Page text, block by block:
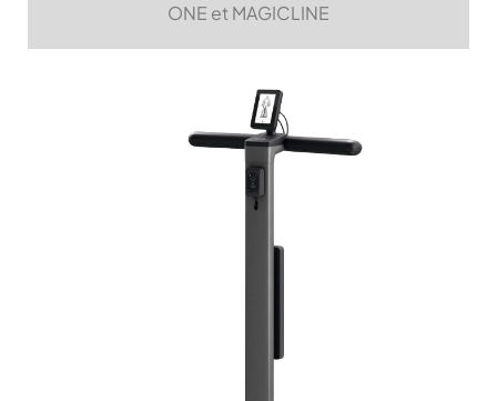
ONE et MAGICLINE